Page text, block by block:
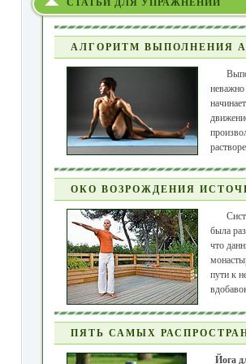
СТАТЬИ ДЛЯ УПРАЖНЕНИЙ
АЛГОРИТМ ВЫПОЛНЕНИЯ
неважно
ОКО ВОЗРОЖДЕНИЯ
была
что
пути к
ПЯТЬ САМЫХ
Йога